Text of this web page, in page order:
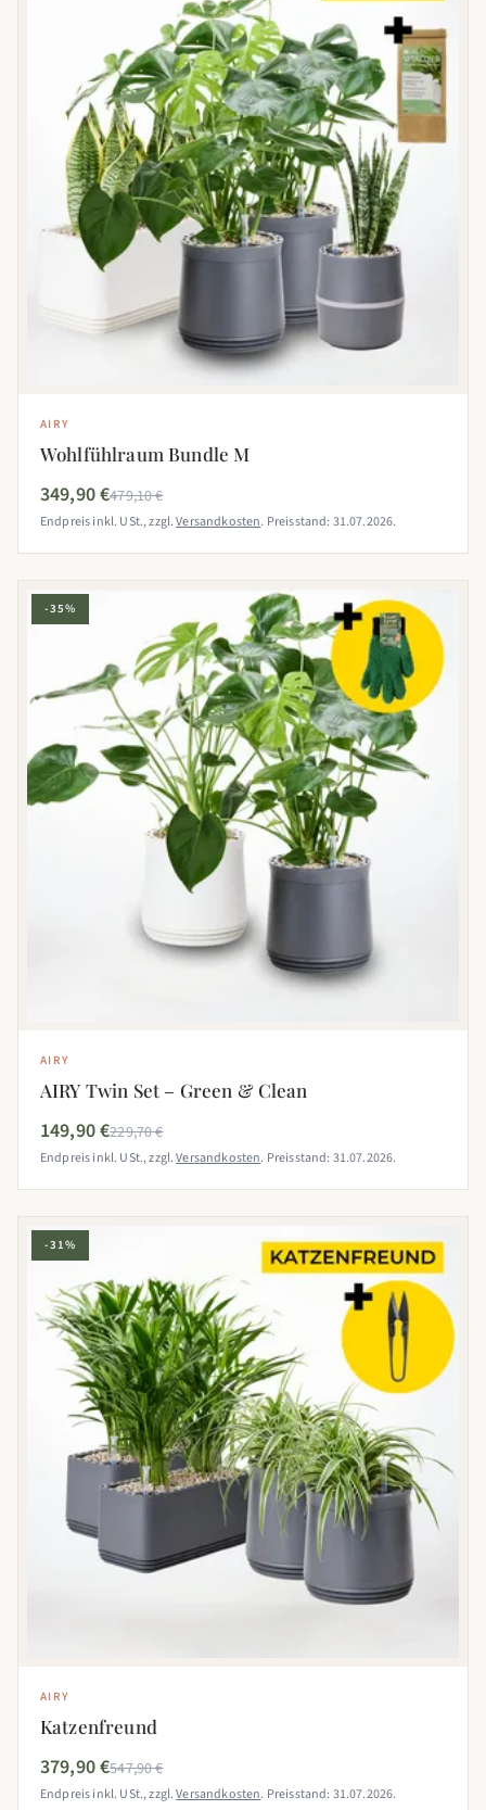
AIRY
Wohlfühlraum Bundle M
349,90 €479,10 €
Endpreis inkl. USt., zzgl.Versandkosten. Preisstand: 31.07.2026.
-35%
AIRY
AIRY Twin Set – Green & Clean
149,90 €229,70 €
Endpreis inkl. USt., zzgl.Versandkosten. Preisstand: 31.07.2026.
-31%
AIRY
Katzenfreund
379,90 €547,90 €
Endpreis inkl. USt., zzgl.Versandkosten. Preisstand: 31.07.2026.